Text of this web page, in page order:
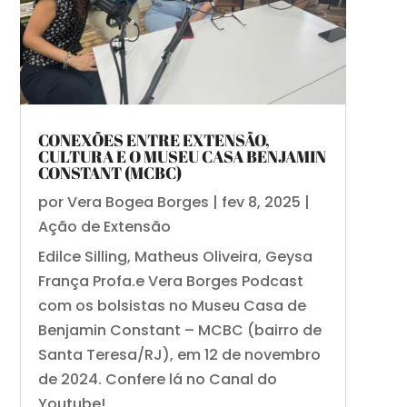
CONEXÕES ENTRE EXTENSÃO,
CULTURA E O MUSEU CASA BENJAMIN
CONSTANT (MCBC)
porVera Bogea Borges | fev 8, 2025 |
Ação de Extensão
Edilce Silling, Matheus Oliveira, Geysa
França Profa.e Vera Borges Podcast
com os bolsistas no Museu Casa de
Benjamin Constant – MCBC (bairro de
Santa Teresa/RJ), em 12 de novembro
de 2024. Confere lá no Canal do